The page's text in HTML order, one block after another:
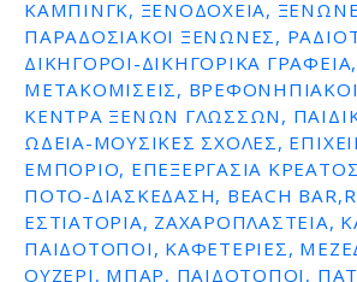
ΚΆΜΠΙΝΓΚ, ΞΕΝΟΔΟΧΕΊΑ,
ΠΑΡΑΔΟΣΙΑΚΟΊ ΞΕΝΏΝΕΣ,
ΔΙΚΗΓΌΡΟΙ-ΔΙΚΗΓΟΡΙΚΆ
ΜΕΤΑΚΟΜΊΣΕΙΣ,
ΚΈΝΤΡΑ ΞΈΝΩΝ ΓΛΩΣΣΏΝ,
ΩΔΕΊΑ-ΜΟΥΣΙΚΈΣ ΣΧΟΛΈΣ,
ΕΜΠΌΡΙΟ, ΕΠΕΞΕΡΓΑΣΊΑ
ΠΟΤΌ-ΔΙΑΣΚΈΔΑΣΗ, BEACH
ΕΣΤΙΑΤΌΡΙΑ, ΖΑΧΑΡΟΠΛΑΣΤΕΊΑ,
ΠΑΙΔΌΤΟΠΟΙ, ΚΑΦΕΤΈΡΙΕΣ,
ΟΥΖΕΡΊ, ΜΠΑΡ, ΠΑΙΔΌΤΟΠΟΙ,